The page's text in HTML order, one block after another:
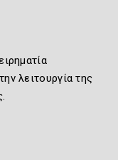
λειτουργία της